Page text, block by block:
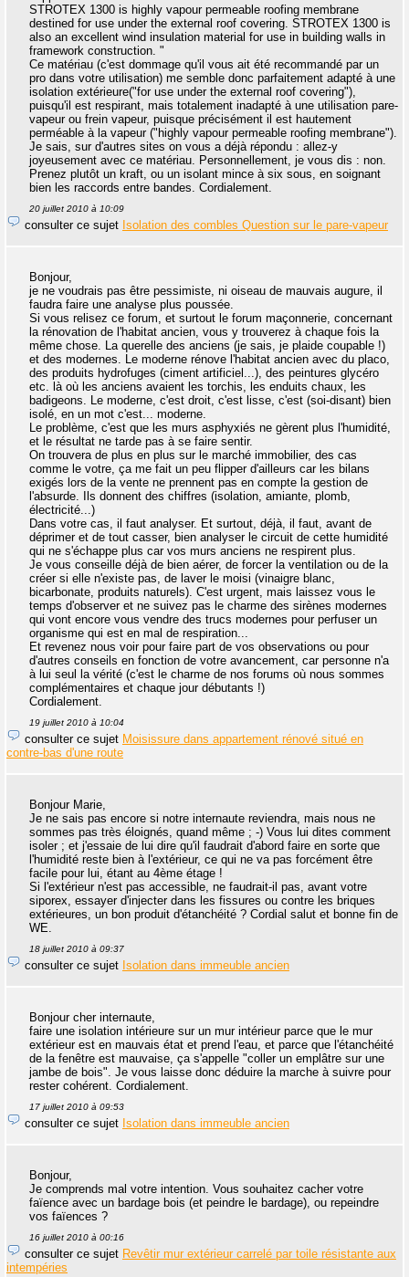
STROTEX 1300 is highly vapour permeable roofing membrane
destined for use under the external roof covering. STROTEX 1300 is
also an excellent wind insulation material for use in building walls in
framework construction. "
Ce matériau (c'est dommage qu'il vous ait été recommandé par un
pro dans votre utilisation) me semble donc parfaitement adapté à une
isolation extérieure("for use under the external roof covering"),
puisqu'il est respirant, mais totalement inadapté à une utilisation pare-
vapeur ou frein vapeur, puisque précisément il est hautement
perméable à la vapeur ("highly vapour permeable roofing membrane").
Je sais, sur d'autres sites on vous a déjà répondu : allez-y
joyeusement avec ce matériau. Personnellement, je vous dis : non.
Prenez plutôt un kraft, ou un isolant mince à six sous, en soignant
bien les raccords entre bandes. Cordialement.
20 juillet 2010 à 10:09
consulter ce sujet Isolation des combles Question sur le pare-vapeur
Bonjour,
je ne voudrais pas être pessimiste, ni oiseau de mauvais augure, il
faudra faire une analyse plus poussée.
Si vous relisez ce forum, et surtout le forum maçonnerie, concernant
la rénovation de l'habitat ancien, vous y trouverez à chaque fois la
même chose. La querelle des anciens (je sais, je plaide coupable !)
et des modernes. Le moderne rénove l'habitat ancien avec du placo,
des produits hydrofuges (ciment artificiel...), des peintures glycéro
etc. là où les anciens avaient les torchis, les enduits chaux, les
badigeons. Le moderne, c'est droit, c'est lisse, c'est (soi-disant) bien
isolé, en un mot c'est... moderne.
Le problème, c'est que les murs asphyxiés ne gèrent plus l'humidité,
et le résultat ne tarde pas à se faire sentir.
On trouvera de plus en plus sur le marché immobilier, des cas
comme le votre, ça me fait un peu flipper d'ailleurs car les bilans
exigés lors de la vente ne prennent pas en compte la gestion de
l'absurde. Ils donnent des chiffres (isolation, amiante, plomb,
électricité...)
Dans votre cas, il faut analyser. Et surtout, déjà, il faut, avant de
déprimer et de tout casser, bien analyser le circuit de cette humidité
qui ne s'échappe plus car vos murs anciens ne respirent plus.
Je vous conseille déjà de bien aérer, de forcer la ventilation ou de la
créer si elle n'existe pas, de laver le moisi (vinaigre blanc,
bicarbonate, produits naturels). C'est urgent, mais laissez vous le
temps d'observer et ne suivez pas le charme des sirènes modernes
qui vont encore vous vendre des trucs modernes pour perfuser un
organisme qui est en mal de respiration...
Et revenez nous voir pour faire part de vos observations ou pour
d'autres conseils en fonction de votre avancement, car personne n'a
à lui seul la vérité (c'est le charme de nos forums où nous sommes
complémentaires et chaque jour débutants !)
Cordialement.
19 juillet 2010 à 10:04
consulter ce sujet Moisissure dans appartement rénové situé en
contre-bas d'une route
Bonjour Marie,
Je ne sais pas encore si notre internaute reviendra, mais nous ne
sommes pas très éloignés, quand même ; -) Vous lui dites comment
isoler ; et j'essaie de lui dire qu'il faudrait d'abord faire en sorte que
l'humidité reste bien à l'extérieur, ce qui ne va pas forcément être
facile pour lui, étant au 4ème étage !
Si l'extérieur n'est pas accessible, ne faudrait-il pas, avant votre
siporex, essayer d'injecter dans les fissures ou contre les briques
extérieures, un bon produit d'étanchéité ? Cordial salut et bonne fin de
WE.
18 juillet 2010 à 09:37
consulter ce sujet Isolation dans immeuble ancien
Bonjour cher internaute,
faire une isolation intérieure sur un mur intérieur parce que le mur
extérieur est en mauvais état et prend l'eau, et parce que l'étanchéité
de la fenêtre est mauvaise, ça s'appelle "coller un emplâtre sur une
jambe de bois". Je vous laisse donc déduire la marche à suivre pour
rester cohérent. Cordialement.
17 juillet 2010 à 09:53
consulter ce sujet Isolation dans immeuble ancien
Bonjour,
Je comprends mal votre intention. Vous souhaitez cacher votre
faïence avec un bardage bois (et peindre le bardage), ou repeindre
vos faïences ?
16 juillet 2010 à 00:16
consulter ce sujet Revêtir mur extérieur carrelé par toile résistante aux
intempéries